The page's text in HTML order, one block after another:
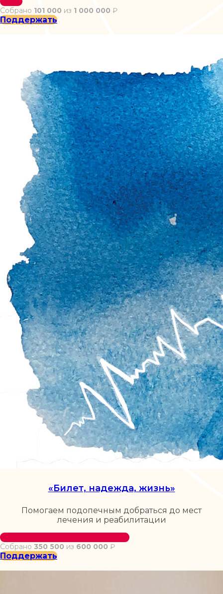
Собрано 101 000 из 1 000 000 ₽
Поддержать
«Билет, надежда, жизнь»
Помогаем подопечным добраться до мест
лечения и реабилитации
Собрано 350 500 из 600 000 ₽
Поддержать